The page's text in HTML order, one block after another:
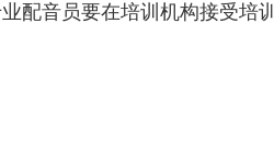
配音员要在培训机构接受培训